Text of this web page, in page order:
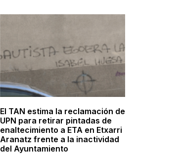
El TAN estima la reclamación de
UPN para retirar pintadas de
enaltecimiento a ETA en Etxarri
Aranatz frente a la inactividad
del Ayuntamiento